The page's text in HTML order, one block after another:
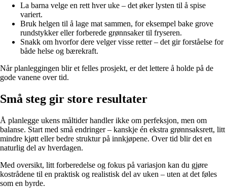
La barna velge en rett hver uke – det øker lysten til å spise
variert.
Bruk helgen til å lage mat sammen, for eksempel bake grove
rundstykker eller forberede grønnsaker til fryseren.
Snakk om hvorfor dere velger visse retter – det gir forståelse for
både helse og bærekraft.
Når planleggingen blir et felles prosjekt, er det lettere å holde på de
gode vanene over tid.
Små steg gir store resultater
Å planlegge ukens måltider handler ikke om perfeksjon, men om
balanse. Start med små endringer – kanskje én ekstra grønnsaksrett, litt
mindre kjøtt eller bedre struktur på innkjøpene. Over tid blir det en
naturlig del av hverdagen.
Med oversikt, litt forberedelse og fokus på variasjon kan du gjøre
kostrådene til en praktisk og realistisk del av uken – uten at det føles
som en byrde.